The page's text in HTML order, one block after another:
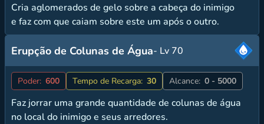
Cria aglomerados de gelo sobre a cabeça do inimigo
e faz com que caiam sobre este um após o outro.
Erupção de Colunas de Água- Lv 70
Poder: 600 Tempo de Recarga: 30 Alcance: 0 - 5000
Faz jorrar uma grande quantidade de colunas de água
no local do inimigo e seus arredores.